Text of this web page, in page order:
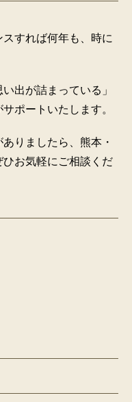
すれば何年も、時に
出が詰まっている」
ポートいたします。
りましたら、熊本・
お気軽にご相談くだ